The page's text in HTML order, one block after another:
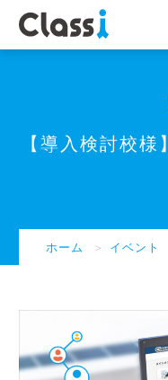
【導入検討校
ホーム ＞ イベント